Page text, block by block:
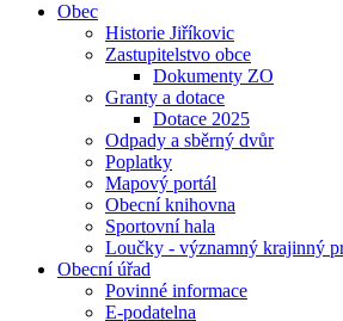
Obec
Historie Jiříkovic
Zastupitelstvo obce
Dokumenty ZO
Granty a dotace
Dotace 2025
Odpady a sběrný dvůr
Poplatky
Mapový portál
Obecní knihovna
Sportovní hala
Loučky - významný krajinný
Obecní úřad
Povinné informace
E-podatelna